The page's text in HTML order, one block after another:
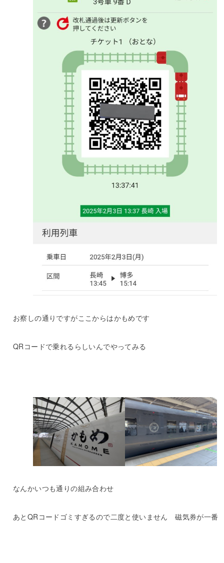
お察しの通りですがここからはかもめです
QRコードで乗れるらしいんでやってみる
なんかいつも通りの組み合わせ
あとQRコードゴミすぎるので二度と使いません 磁気券が一番